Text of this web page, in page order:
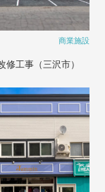
商業施設
修工事（三沢市）